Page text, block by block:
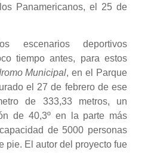
Panamericanos, el 25 de
escenarios deportivos
tiempo antes, para estos
Municipal, en el Parque
el 27 de febrero de ese
de 333,33 metros, un
de 40,3º en la parte más
de 5000 personas
pie. El autor del proyecto fue